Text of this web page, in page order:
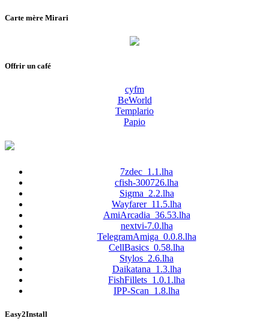
Carte mère Mirari
Offrir un café
cyfm
BeWorld
Templario
Papio
7zdec_1.1.lha
cfish-300726.lha
Sigma_2.2.lha
Wayfarer_11.5.lha
AmiArcadia_36.53.lha
nextvi-7.0.lha
TelegramAmiga_0.0.8.lha
CellBasics_0.58.lha
Stylos_2.6.lha
Daikatana_1.3.lha
FishFillets_1.0.1.lha
IPP-Scan_1.8.lha
Easy2Install